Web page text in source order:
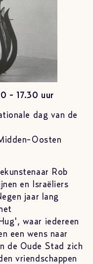
- 17.30 uur
dag van de
Oosten
Rob
en Israëliers
jaar lang
waar iedereen
een wens naar
de Oude Stad zich
vriendschappen